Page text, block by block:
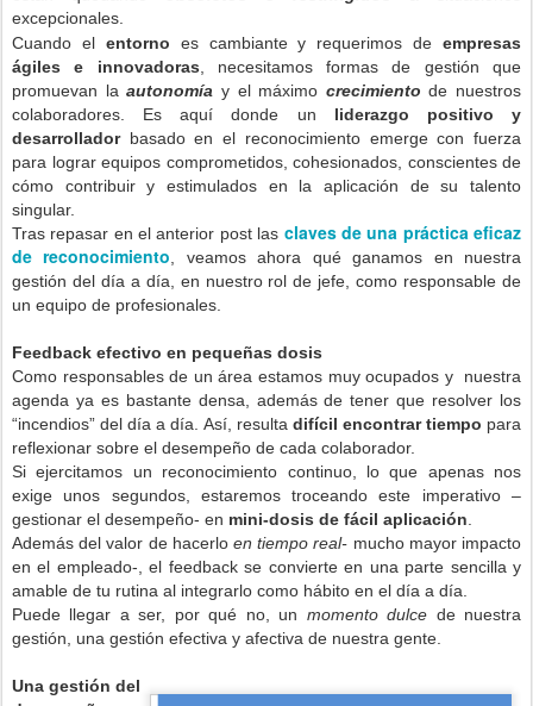
excepcionales.
Cuando el entorno es cambiante y requerimos de empresas
ágiles e innovadoras , necesitamos formas de gestión que
promuevan laautonomía y el máximo crecimientode nuestros
colaboradores. Es aquí donde un liderazgo positivo y
desarrolladorbasado en el reconocimiento emerge con fuerza
para lograr equipos comprometidos, cohesionados, conscientes de
cómo contribuir y estimulados en la aplicación de su talento
singular.
Tras repasar en el anterior post las claves de una práctica eficaz
de reconocimiento , veamos ahora qué ganamos en nuestra
gestión del día a día, en nuestro rol de jefe, como responsable de
un equipo de profesionales.
Feedback efectivo en pequeñas dosis
Como responsables de un área estamos muy ocupados y nuestra
agenda ya es bastante densa, además de tener que resolver los
“incendios” del día a día. Así, resulta difícil encontrar tiempo para
reflexionar sobre el desempeño de cada colaborador.
Si ejercitamos un reconocimiento continuo, lo que apenas nos
exige unos segundos, estaremos troceando este imperativo –
gestionar el desempeño- en mini-dosis de fácil aplicación
Además del valor de hacerlo en tiempo real- mucho mayor impacto
en el empleado-, el feedback se convierte en una parte sencilla y
amable de tu rutina al integrarlo como hábito en el día a día
Puede llegar a ser, por qué no, un momento dulce de nuestra
gestión, una gestión efectiva y afectiva de nuestra gente.
Una gestión del